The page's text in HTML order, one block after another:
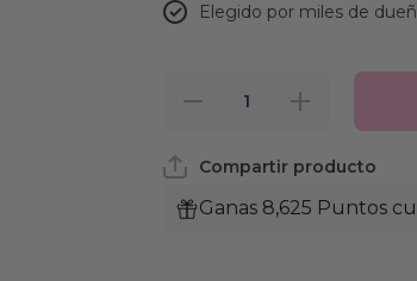
Elegido por miles de
Reducir
The Wild
Mountain
Alimento
Aumentar
cantidad
The Wild
Mountain
Compartir producto
Ganas 8,625 Puntos